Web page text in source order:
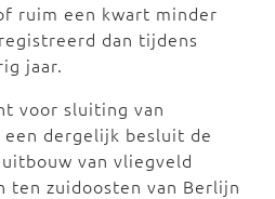
ruim een kwart minder
dan tijdens
jaar.
voor sluiting van
dergelijk besluit de
van vliegveld
ten zuidoosten van Berlijn